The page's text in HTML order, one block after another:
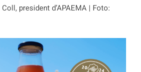
president d’APAEMA | Foto: